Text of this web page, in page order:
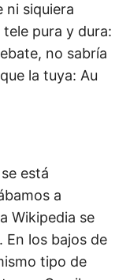
ni siquiera
pura y dura:
no sabría
la tuya: Au
está
a
Wikipedia se
En los bajos de
tipo de